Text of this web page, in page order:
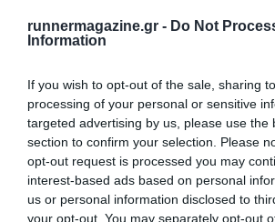
runnermagazine.gr - Do Not
Information
If you wish to opt-out of the sale, sharing
processing of your personal or sensitive
targeted advertising by us, please use the
section to confirm your selection. Please
opt-out request is processed you may
interest-based ads based on personal
us or personal information disclosed to
your opt-out. You may separately opt-out